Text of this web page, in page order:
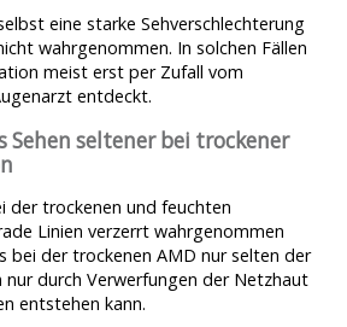
eine starke Sehverschlechterung
wahrgenommen. In solchen Fällen
meist erst per Zufall vom
entdeckt.
seltener bei trockener
der trockenen und feuchten
Linien verzerrt wahrgenommen
bei der trockenen AMD nur selten der
nur durch Verwerfungen der Netzhaut
entstehen kann.